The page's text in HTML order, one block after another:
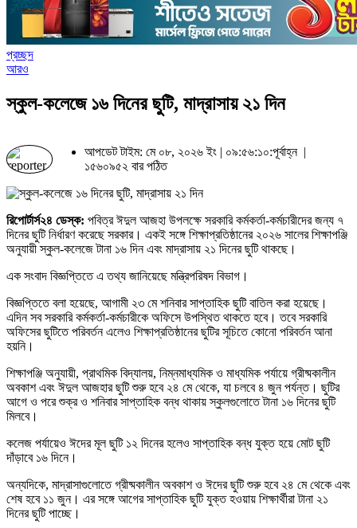
প্রচ্ছদ
আরও
স্কুল-কলেজে ১৬ দিনের ছুটি, মাদ্রাসায় ২১ দিন
আপডেট টাইম: মে ০৮, ২০২৬ ইং | ০৯:৫৬:১০:পূর্বাহ্ন |
১৫৬০৯৫২ বার পঠিত
রিপোর্টার্স২৪ ডেস্ক: পবিত্র ঈদুল আজহা উপলক্ষে সরকারি কর্মকর্তা-কর্মচারীদের জন্য ৭
দিনের ছুটি নির্ধারণ করেছে সরকার। একই সঙ্গে শিক্ষাপ্রতিষ্ঠানের ২০২৬ সালের শিক্ষাপঞ্জি
অনুযায়ী স্কুল-কলেজে টানা ১৬ দিন এবং মাদ্রাসায় ২১ দিনের ছুটি থাকছে।
এক সংবাদ বিজ্ঞপ্তিতে এ তথ্য জানিয়েছে মন্ত্রিপরিষদ বিভাগ।
বিজ্ঞপ্তিতে বলা হয়েছে, আগামী ২৩ মে শনিবার সাপ্তাহিক ছুটি বাতিল করা হয়েছে।
এদিন সব সরকারি কর্মকর্তা-কর্মচারীকে অফিসে উপস্থিত থাকতে হবে। তবে সরকারি
অফিসের ছুটিতে পরিবর্তন এলেও শিক্ষাপ্রতিষ্ঠানের ছুটির সূচিতে কোনো পরিবর্তন আনা
হয়নি।
শিক্ষাপঞ্জি অনুযায়ী, প্রাথমিক বিদ্যালয়, নিম্নমাধ্যমিক ও মাধ্যমিক পর্যায়ে গ্রীষ্মকালীন
অবকাশ এবং ঈদুল আজহার ছুটি শুরু হবে ২৪ মে থেকে, যা চলবে ৪ জুন পর্যন্ত। ছুটির
আগে ও পরে শুক্র ও শনিবার সাপ্তাহিক বন্ধ থাকায় স্কুলগুলোতে টানা ১৬ দিনের ছুটি
মিলবে।
কলেজ পর্যায়েও ঈদের মূল ছুটি ১২ দিনের হলেও সাপ্তাহিক বন্ধ যুক্ত হয়ে মোট ছুটি
দাঁড়াবে ১৬ দিনে।
অন্যদিকে, মাদ্রাসাগুলোতে গ্রীষ্মকালীন অবকাশ ও ঈদের ছুটি শুরু হবে ২৪ মে থেকে এবং
শেষ হবে ১১ জুন। এর সঙ্গে আগের সাপ্তাহিক ছুটি যুক্ত হওয়ায় শিক্ষার্থীরা টানা ২১
দিনের ছুটি পাচ্ছে।